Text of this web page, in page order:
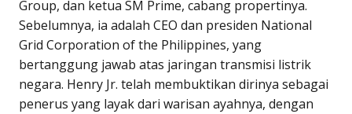
Group, dan ketua SM Prime, cabang propertinya.
Sebelumnya, ia adalah CEO dan presiden National
Grid Corporation of the Philippines, yang
bertanggung jawab atas jaringan transmisi listrik
negara. Henry Jr. telah membuktikan dirinya sebagai
penerus yang layak dari warisan ayahnya, dengan